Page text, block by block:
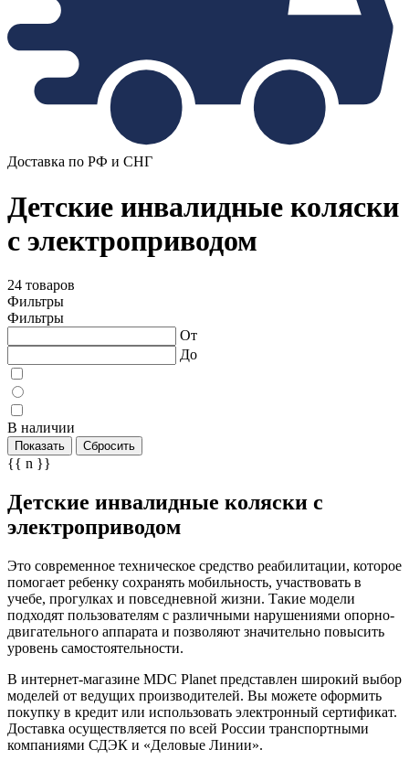
Доставка по РФ и СНГ
Детские инвалидные коляски
с электроприводом
24 товаров
Фильтры
Фильтры
От
До
В наличии
Показать Сбросить
{{ n }}
Детские инвалидные коляски с
электроприводом
Это современное техническое средство реабилитации, которое
помогает ребенку сохранять мобильность, участвовать в
учебе, прогулках и повседневной жизни. Такие модели
подходят пользователям с различными нарушениями опорно-
двигательного аппарата и позволяют значительно повысить
уровень самостоятельности.
В интернет-магазине MDC Planet представлен широкий выбор
моделей от ведущих производителей. Вы можете оформить
покупку в кредит или использовать электронный сертификат.
Доставка осуществляется по всей России транспортными
компаниями СДЭК и «Деловые Линии».